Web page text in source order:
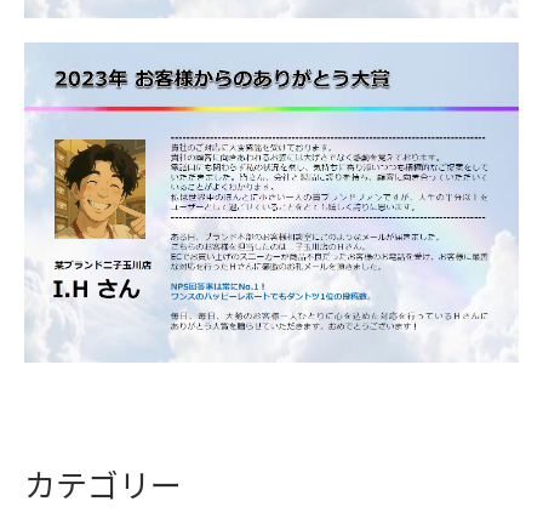
カテゴリー